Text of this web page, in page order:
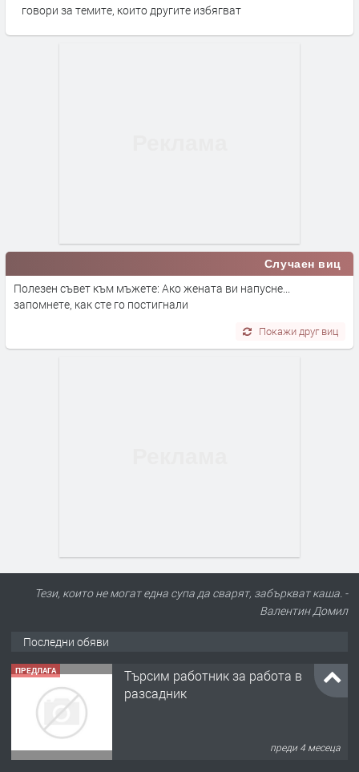
говори за темите, които другите избягват
Случаен виц
Полезен съвет към мъжете: Ако жената ви напусне...
запомнете, как сте го постигнали
Покажи друг виц
Тези, които не могат една супа да сварят, забъркват каша. -
Валентин Домил
Последни обяви
ПРЕДЛАГА
Търсим работник за работа в
разсадник
преди 4 месеца